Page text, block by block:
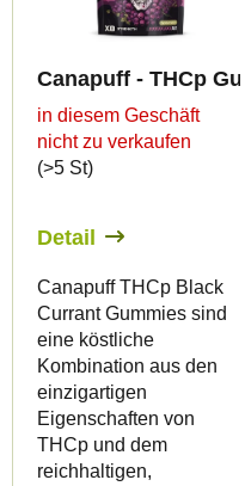
Canapuff - THCp
in diesem Geschäft
nicht zu verkaufen
(>5 St)
Detail
Canapuff THCp Black
Currant Gummies sind
eine köstliche
Kombination aus den
einzigartigen
Eigenschaften von
THCp und dem
reichhaltigen,